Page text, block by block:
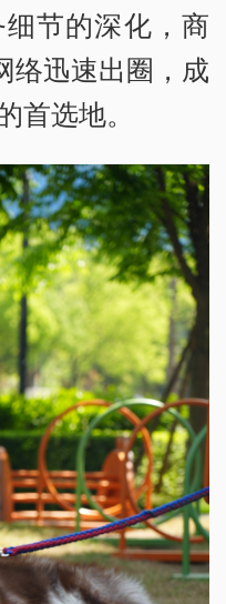
节的深化，商
络迅速出圈，成
首选地。